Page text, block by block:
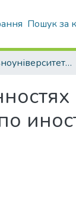
Пошук за
ННІ загальноуніверситетської підготовки